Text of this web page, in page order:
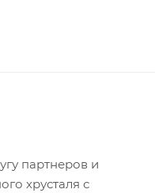
партнеров и
хрусталя с